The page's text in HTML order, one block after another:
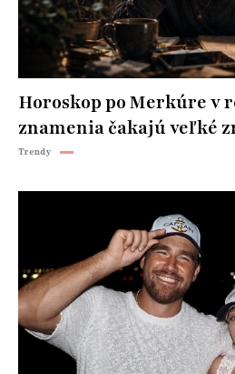
Horoskop po Merkúre v
znamenia čakajú veľké
Trendy